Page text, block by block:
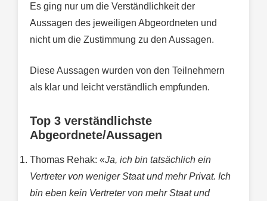
Es ging nur um die Verständlichkeit der
Aussagen des jeweiligen Abgeordneten und
nicht um die Zustimmung zu den Aussagen.
Diese Aussagen wurden von den Teilnehmern
als klar und leicht verständlich empfunden.
Top 3 verständlichste
Abgeordnete/Aussagen
Thomas Rehak: «Ja, ich bin tatsächlich ein
Vertreter von weniger Staat und mehr Privat. Ich
bin eben kein Vertreter von mehr Staat und